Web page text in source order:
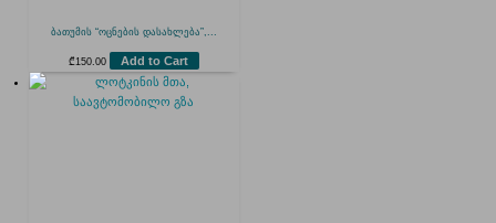
ბათუმის “ოცნების დასახლება”,...
₾ 150.00 Add to Cart